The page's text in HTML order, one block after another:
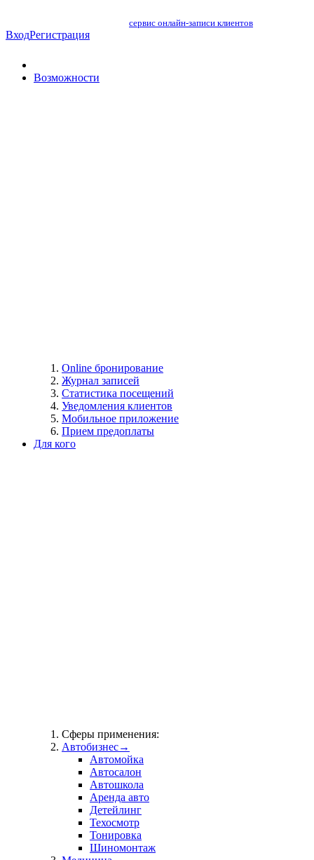
сервис онлайн-записи клиентов
ВходРегистрация
Возможности
Online бронирование
Журнал записей
Статистика посещений
Уведомления клиентов
Мобильное приложение
Прием предоплаты
Для кого
Сферы применения:
Автобизнес→
Автомойка
Автосалон
Автошкола
Аренда авто
Детейлинг
Техосмотр
Тонировка
Шиномонтаж